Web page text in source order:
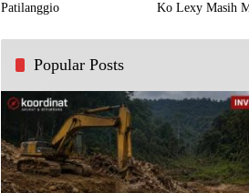
Patilanggio
Ko Lexy Masih
Popular Posts